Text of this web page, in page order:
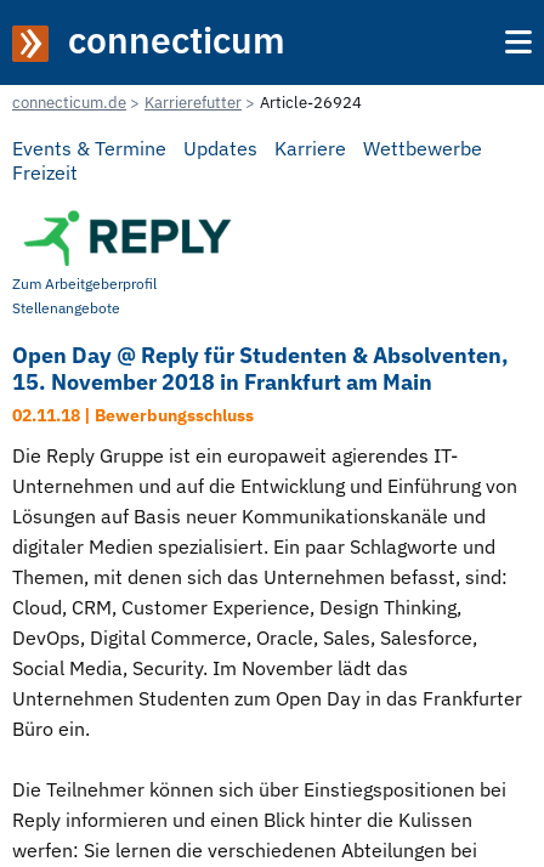
connecticum
connecticum.de Karrierefutter Article-26924
Events & Termine Updates Karriere
Wettbewerbe
Freizeit
Zum Arbeitgeberprofil
Stellenangebote
Open Day @ Reply für Studenten & Absolventen,
15. November 2018 in Frankfurt am Main
02.11.18 | Bewerbungsschluss
Die Reply Gruppe ist ein europaweit agierendes IT-
Unternehmen und auf die Entwicklung und Einführung von
Lösungen auf Basis neuer Kommunikationskanäle und
digitaler Medien spezialisiert. Ein paar Schlagworte und
Themen, mit denen sich das Unternehmen befasst, sind:
Cloud, CRM, Customer Experience, Design Thinking,
DevOps, Digital Commerce, Oracle, Sales, Salesforce,
Social Media, Security. Im November lädt das
Unternehmen Studenten zum Open Day in das Frankfurter
Büro ein.
Die Teilnehmer können sich über Einstiegspositionen bei
Reply informieren und einen Blick hinter die Kulissen
werfen: Sie lernen die verschiedenen Abteilungen bei